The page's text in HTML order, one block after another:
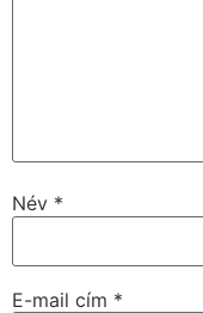
Név *
E-mail cím *